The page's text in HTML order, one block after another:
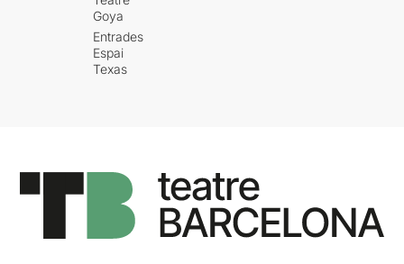
Goya
Entrades
Espai
Texas